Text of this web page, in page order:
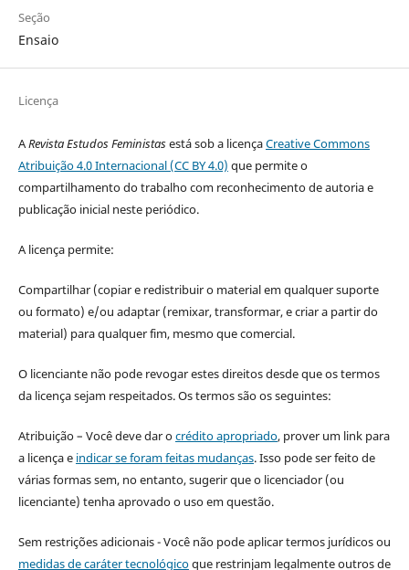
Seção
Ensaio
Licença
ARevista Estudos Feministasestá sob a licençaCreative Commons
Atribuição 4.0 Internacional (CC BY 4.0) que permite o
compartilhamento do trabalho com reconhecimento de autoria e
publicação inicial neste periódico.
A licença permite:
Compartilhar (copiar e redistribuir o material em qualquer suporte
ou formato) e/ou adaptar (remixar, transformar, e criar a partir do
material) para qualquer fim, mesmo que comercial.
O licenciante não pode revogar estes direitos desde que os termos
da licença sejam respeitados. Os termos são os seguintes:
Atribuição – Você deve dar ocrédito apropriado, prover um link para
a licença e indicar se foram feitas mudanças. Isso pode ser feito de
várias formas sem, no entanto, sugerir que o licenciador (ou
licenciante) tenha aprovado o uso em questão.
Sem restrições adicionais - Você não pode aplicar termos jurídicos ou
medidas de caráter tecnológicoque restrinjam legalmente outros de